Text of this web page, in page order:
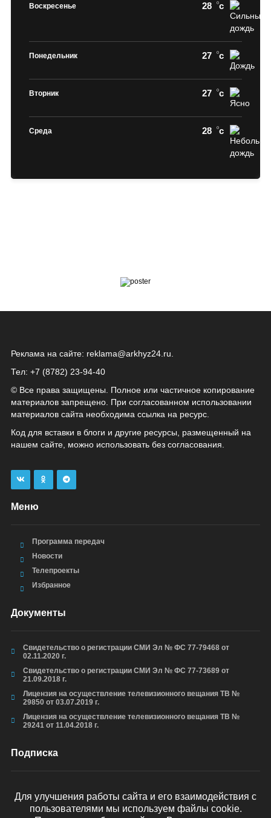
Воскресенье 28 c
Понедельник 27 c
Вторник 27 c
Среда 28 c
Реклама на сайте: reklama@arkhyz24.ru
Тел: +7 (8782) 23‑94‑40
© Все права защищены. Полное или частичное копирование
материалов запрещено. При согласованном использовании
материалов сайта необходима ссылка на ресурс.
Код для вставки в блоги и другие ресурсы, размещенный на
нашем сайте, можно использовать без согласования.
Меню
Программа передач
Новости
Телепроекты
Избранное
Документы
Свидетельство о регистрации СМИ Эл № ФС 77-79468 от
02.11.2020 г.
Свидетельство о регистрации СМИ Эл № ФС 77-73689 от
21.09.2018 г.
Лицензия на осуществление телевизионного вещания ТВ №
29850 от 03.07.2019 г.
Лицензия на осуществление телевизионного вещания ТВ №
29241 от 11.04.2018 г.
Подписка
ОТПРАВИТЬ
Для улучшения работы сайта и его взаимодействия с
пользователями мы используем файлы cookie.